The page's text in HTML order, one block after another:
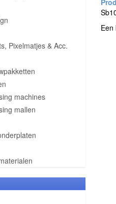
Pixelmatjes & Acc.
machines
mallen
Een